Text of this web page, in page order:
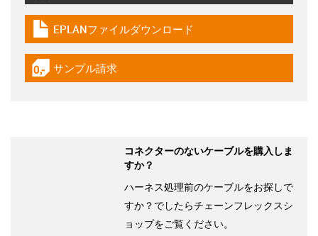
igus-icon-download-plan
EPLANファイルダウンロード
igus-icon-gratismuster
サンプル請求
コネクターのないケーブルを購入しま
すか？
ハーネス処理前のケーブルをお探しで
すか？でしたらチェーンフレックスシ
ョップをご覧ください。